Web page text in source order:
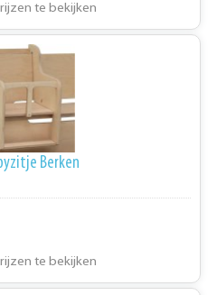
te bekijken
Berken
te bekijken